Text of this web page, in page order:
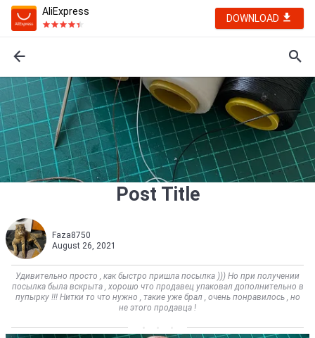
AliExpress
DOWNLOAD
Post Title
Faza8750
August 26, 2021
Удивительно просто , как быстро пришла посылка ))) Но при получении
посылка была вскрыта , хорошо что продавец упаковал дополнительно в
пупырку !!! Нитки то что нужно , такие уже брал , очень понравилось , но
не этого продавца !